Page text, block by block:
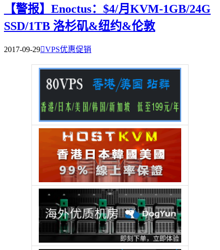
【警报】Enoctus：$4/月KVM-1GB/24G
SSD/1TB 洛杉矶&纽约&伦敦
2017-09-29VPS优惠促销